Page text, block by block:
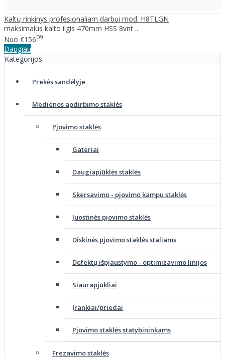
Kaltų rinkinys profesionaliam darbui mod. H8TLGN
maksimalus kalto ilgis 470mm HSS 8vnt ..
Nuo €15609
Daugiau
Kategorijos
Prekės sandėlyje
Medienos apdirbimo staklės
Pjovimo staklės
Gateriai
Daugiapjūklės staklės
Skersavimo - pjovimo kampu staklės
Juostinės pjovimo staklės
Diskinės pjovimo staklės staliams
Defektų išpjaustymo - optimizavimo linijos
Siaurapjūkliai
Įrankiai/priedai
Pjovimo staklės statybininkams
Frezavimo staklės